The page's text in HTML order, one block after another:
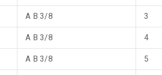
A B 3/8 3
A B 3/8 4
A B 3/8 5